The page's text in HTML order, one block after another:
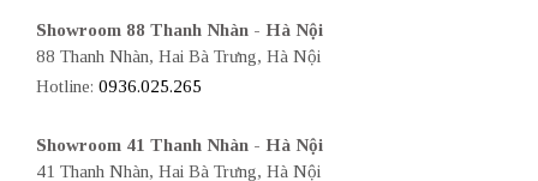
Showroom 88 Thanh Nhàn - Hà Nội
88 Thanh Nhàn, Hai Bà Trưng, Hà Nội
Hotline: 0936.025.265
Showroom 41 Thanh Nhàn - Hà Nội
41 Thanh Nhàn, Hai Bà Trưng, Hà Nội